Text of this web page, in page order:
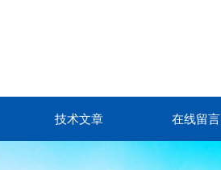
技术文章 在线留言